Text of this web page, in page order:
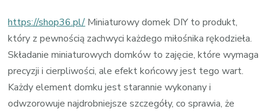
https://shop36.pl/ Miniaturowy domek DIY to produkt,
który z pewnością zachwyci każdego miłośnika rękodzieła.
Składanie miniaturowych domków to zajęcie, które wymaga
precyzji i cierpliwości, ale efekt końcowy jest tego wart.
Każdy element domku jest starannie wykonany i
odwzorowuje najdrobniejsze szczegóły, co sprawia, że